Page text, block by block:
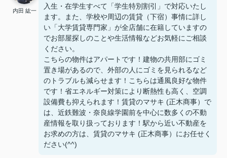
内田 紘一
入生・在学生すべて「学生特別割引」で対応いたし
ます。また、学校や周辺の賃貸（下宿）事情に詳し
い「大学賃貸専門家」が全店舗に在籍していますの
でお部屋探しのことや生活情報などお気軽にご相談
ください。
こちらの物件はアパートです！建物の共用部にゴミ
置き場があるので、外部の人にゴミを見られるなど
のトラブルも減らせます！こちらは通風良好な物件
です！省エネルギー対策により断熱性も高く、空調
設備費も抑えられます！賃貸のマサキ (正木商事）で
は、近鉄難波・奈良線学園前を中心に数多くの不動
産情報を取り扱っております！駅から近い不動産を
お求めの方は、賃貸のマサキ (正木商事）にお任せく
ださい(^^)